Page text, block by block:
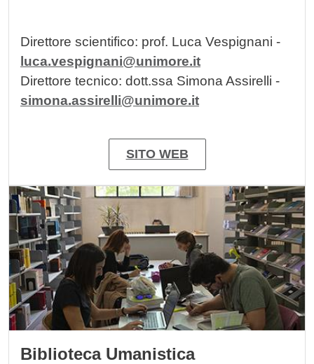
Direttore scientifico: prof. Luca Vespignani -
luca.vespignani@unimore.it
Direttore tecnico: dott.ssa Simona Assirelli -
simona.assirelli@unimore.it
SITO WEB
Image
Biblioteca Umanistica